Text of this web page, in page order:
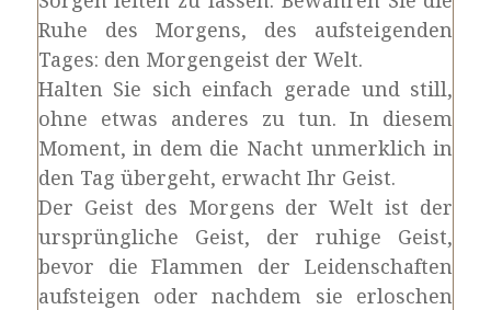
Ruhe des Morgens, des aufsteigenden
Tages: den Morgengeist der Welt.
Halten Sie sich einfach gerade und still,
ohne etwas anderes zu tun. In diesem
Moment, in dem die Nacht unmerklich in
den Tag übergeht, erwacht Ihr Geist.
Der Geist des Morgens der Welt ist der
ursprüngliche Geist, der ruhige Geist,
bevor die Flammen der Leidenschaften
aufsteigen oder nachdem sie erloschen